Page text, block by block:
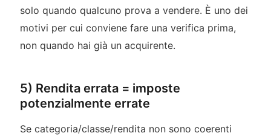
solo quando qualcuno prova a vendere. È uno dei
motivi per cui conviene fare una verifica prima,
non quando hai già un acquirente.
5) Rendita errata = imposte
potenzialmente errate
Se categoria/classe/rendita non sono coerenti